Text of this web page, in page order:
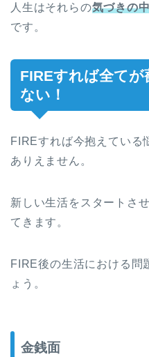
人生はそれらの気づきの
です。
FIREすれば全てが
ない！
FIREすれば今抱えている
ありえません。
新しい生活をスタートさ
てきます。
FIRE後の生活における問
ょう。
金銭面